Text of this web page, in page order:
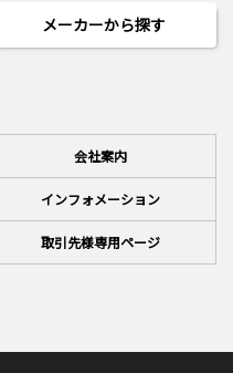
メーカーから探す
会社案内
インフォメーション
取引先様専用ページ